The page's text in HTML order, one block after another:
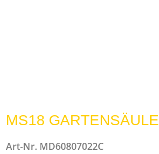
MS18 GARTENSÄULE
Art-Nr. MD60807022C